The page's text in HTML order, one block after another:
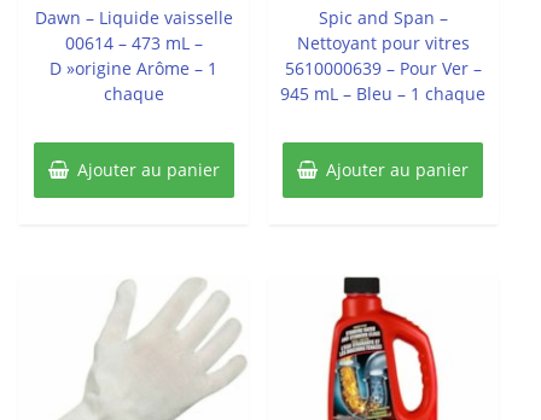
Dawn – Liquide vaisselle
00614 – 473 mL –
D »origine Arôme – 1
chaque
Ajouter au panier
Spic and Span –
Nettoyant pour vitres
5610000639 – Pour Ver –
945 mL – Bleu – 1 chaque
Ajouter au panier